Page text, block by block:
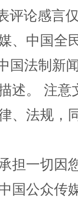
除
评论感言
、中国全
国法制新
述。 注
、法规，
担一切因
国公众传